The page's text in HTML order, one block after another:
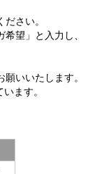
さい。
望」と入力し、
願いいたします。
ます。